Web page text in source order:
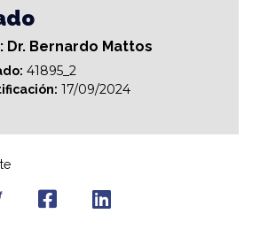
Dr. Bernardo Mattos
41895_2
17/09/2024